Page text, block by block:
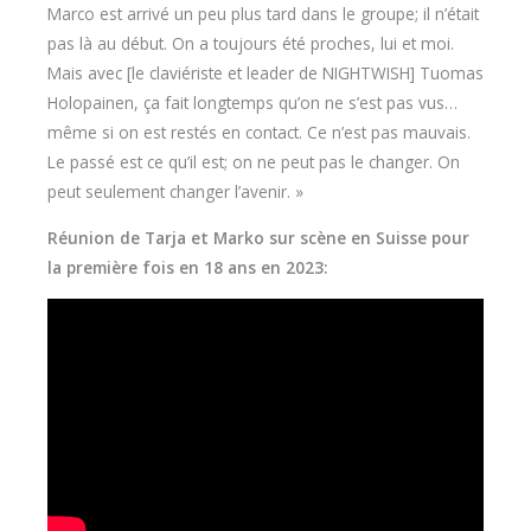
Marco est arrivé un peu plus tard dans le groupe; il n’était
pas là au début. On a toujours été proches, lui et moi.
Mais avec [le claviériste et leader de NIGHTWISH] Tuomas
Holopainen, ça fait longtemps qu’on ne s’est pas vus…
même si on est restés en contact. Ce n’est pas mauvais.
Le passé est ce qu’il est; on ne peut pas le changer. On
peut seulement changer l’avenir. »
Réunion de Tarja et Marko sur scène en Suisse pour
la première fois en 18 ans en 2023: